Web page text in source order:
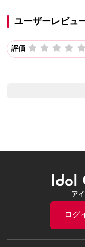
ユーザーレビュ
評価
ログ